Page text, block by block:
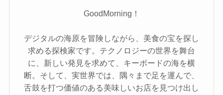
GoodMorning！
デジタルの海原を冒険しながら、美食の宝を探し
求める探検家です。テクノロジーの世界を舞台
に、新しい発見を求めて、キーボードの海を横
断。そして、実世界では、隅々まで足を運んで、
舌鼓を打つ価値のある美味しいお店を見つけ出し